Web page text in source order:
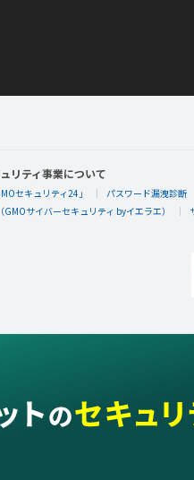
リティ事業について
セキュリティ24」 パスワード漏洩診断
サイバーセキュリティ byイエラエ）